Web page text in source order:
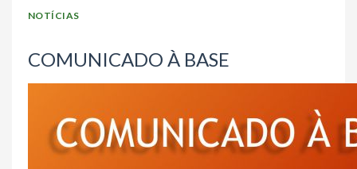
NOTÍCIAS
COMUNICADO À BASE